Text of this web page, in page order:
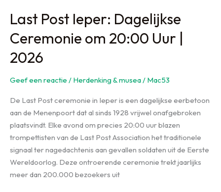
Last Post Ieper: Dagelijkse
Ceremonie om 20:00 Uur |
2026
Geef een reactie / Herdenking & musea/ Mac53
De Last Post ceremonie in Ieper is een dagelijkse eerbetoon
aan de Menenpoort dat al sinds 1928 vrijwel onafgebroken
plaatsvindt. Elke avond om precies 20:00 uur blazen
trompettisten van de Last Post Association het traditionele
signaal ter nagedachtenis aan gevallen soldaten uit de Eerste
Wereldoorlog. Deze ontroerende ceremonie trekt jaarlijks
meer dan 200.000 bezoekers uit